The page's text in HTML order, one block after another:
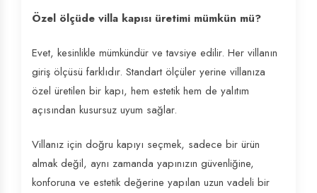
Özel ölçüde villa kapısı üretimi mümkün mü?
Evet, kesinlikle mümkündür ve tavsiye edilir. Her villanın
giriş ölçüsü farklıdır. Standart ölçüler yerine villanıza
özel üretilen bir kapı, hem estetik hem de yalıtım
açısından kusursuz uyum sağlar.
Villanız için doğru kapıyı seçmek, sadece bir ürün
almak değil, aynı zamanda yapınızın güvenliğine,
konforuna ve estetik değerine yapılan uzun vadeli bir